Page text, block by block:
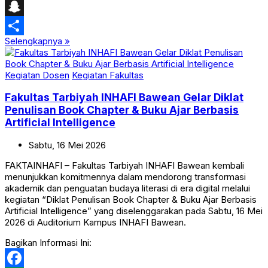
Pinterest
Snapchat
Share
Selengkapnya »
Kegiatan Dosen Kegiatan Fakultas
Fakultas Tarbiyah INHAFI Bawean Gelar Diklat
Penulisan Book Chapter & Buku Ajar Berbasis
Artificial Intelligence
Sabtu, 16 Mei 2026
FAKTAINHAFI – Fakultas Tarbiyah INHAFI Bawean kembali
menunjukkan komitmennya dalam mendorong transformasi
akademik dan penguatan budaya literasi di era digital melalui
kegiatan “Diklat Penulisan Book Chapter & Buku Ajar Berbasis
Artificial Intelligence” yang diselenggarakan pada Sabtu, 16 Mei
2026 di Auditorium Kampus INHAFI Bawean.
Bagikan Informasi Ini: